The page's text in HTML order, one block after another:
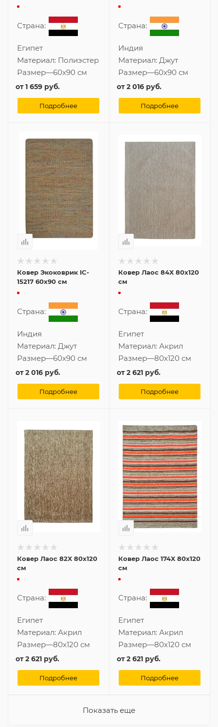
Страна:
Египет
Материал: Полиэстер
Размер—60x90 см
от1 659 руб.
Подробнее
Страна:
Индия
Материал: Джут
Размер—60x90 см
от2 016 руб.
Подробнее
Ковер Экоковрик IC-
15217 60x90 см
Страна:
Индия
Материал: Джут
Размер—60x90 см
от2 016 руб.
Подробнее
Ковер Лаос 84X 80x120
см
Страна:
Египет
Материал: Акрил
Размер—80x120 см
от2 621 руб.
Подробнее
Ковер Лаос 82X 80x120
см
Страна:
Египет
Материал: Акрил
Размер—80x120 см
от2 621 руб.
Подробнее
Ковер Лаос 174X 80x120
см
Страна:
Египет
Материал: Акрил
Размер—80x120 см
от2 621 руб.
Подробнее
Показать еще